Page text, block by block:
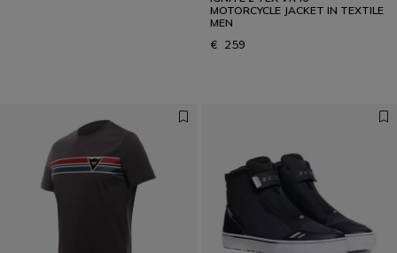
MOTORCYCLE JACKET IN TEXTILE
MEN
€ 259